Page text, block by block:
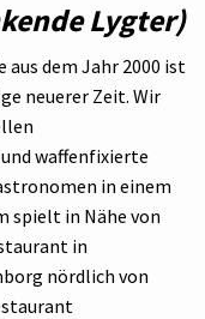
Lygter)
dem Jahr 2000 ist
neuerer Zeit. Wir
waffenfixierte
in einem
spielt in Nähe von
in
nördlich von